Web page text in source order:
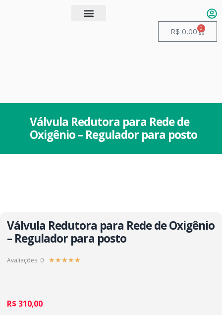
R$ 0,00 0
Válvula Redutora para Rede de
Oxigênio – Regulador para posto
Válvula Redutora para Rede de Oxigênio
– Regulador para posto
Avaliações: 0 ★★★★★
R$ 310,00